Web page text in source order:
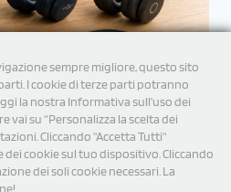
sempre migliore, questo sito
I cookie di terze parti potranno
la nostra Informativa sull’uso dei
vai su “Personalizza la scelta dei
Cliccando "Accetta Tutti"
cookie sul tuo dispositivo. Cliccando
dei soli cookie necessari. La